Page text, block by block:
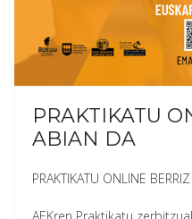
PRAKTIKATU
ABIAN DA
PRAKTIKATU ONLINE